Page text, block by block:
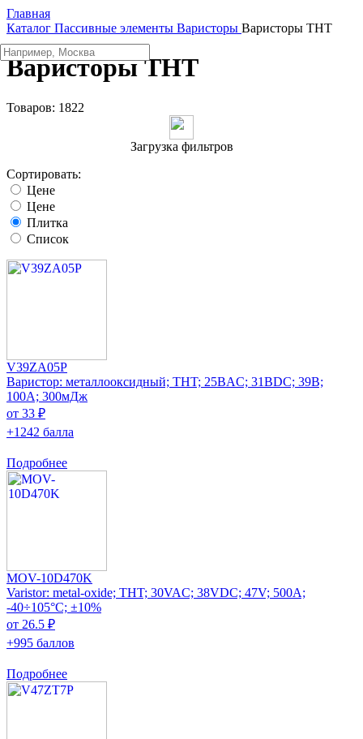
Главная
Каталог Пассивные элементы Варисторы Варисторы THT
Варисторы THT
Товаров: 1822
Загрузка фильтров
Сортировать:
Цене
Цене
Плитка
Список
V39ZA05P
Варистор: металлооксидный; THT; 25ВAC; 31ВDC; 39В;
100А; 300мДж
от 33 ₽
+1242 балла
Подробнее
MOV-10D470K
Varistor: metal-oxide; THT; 30VAC; 38VDC; 47V; 500A;
-40÷105°C; ±10%
от 26.5 ₽
+995 баллов
Подробнее